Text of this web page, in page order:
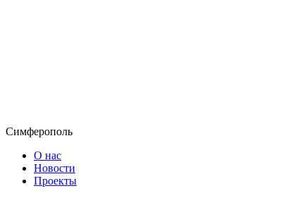
Симферополь
О нас
Новости
Проекты